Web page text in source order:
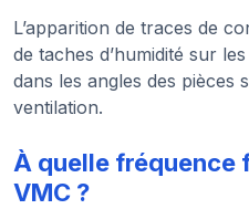
L’apparition de traces de
de taches d’humidité sur
dans les angles des pièces
ventilation.
À quelle fréquence
VMC ?